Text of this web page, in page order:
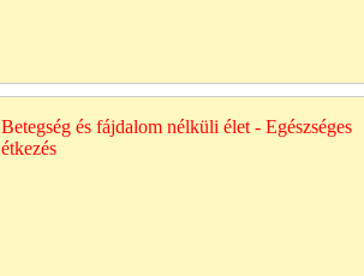
Betegség és fájdalom nélküli élet - Egészséges
étkezés